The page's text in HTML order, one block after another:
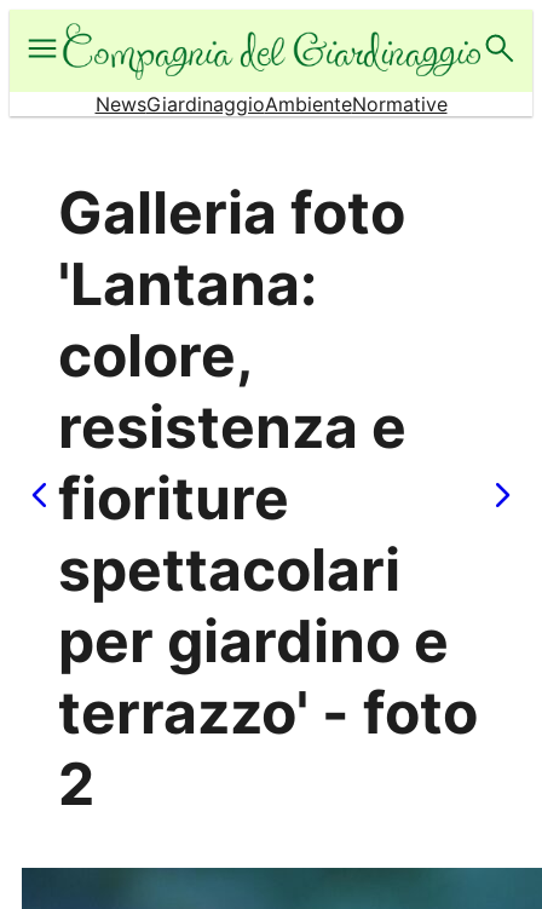
contenuto
NewsGiardinaggioAmbienteNormative
Galleria foto
'Lantana:
colore,
resistenza e
fioriture
spettacolari
per giardino e
terrazzo' - foto
2